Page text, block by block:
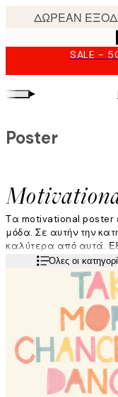
SALE -
▸
Poster
Τα motivational poster
μόδα. Σε αυτήν την
καλύτερα από αυτά.
motivational poster
τέτοιο poster στο
καθημερινή
καθημερινότητα.
ΔιαβάστεΌλες οι